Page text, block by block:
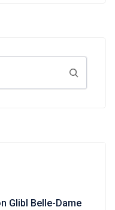
Glibl Belle-Dame